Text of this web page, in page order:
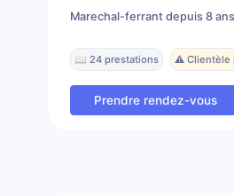
Marechal-ferrant depuis 8 ans
📖 24 prestations ⚠️ Clientèle
Prendre rendez-vous